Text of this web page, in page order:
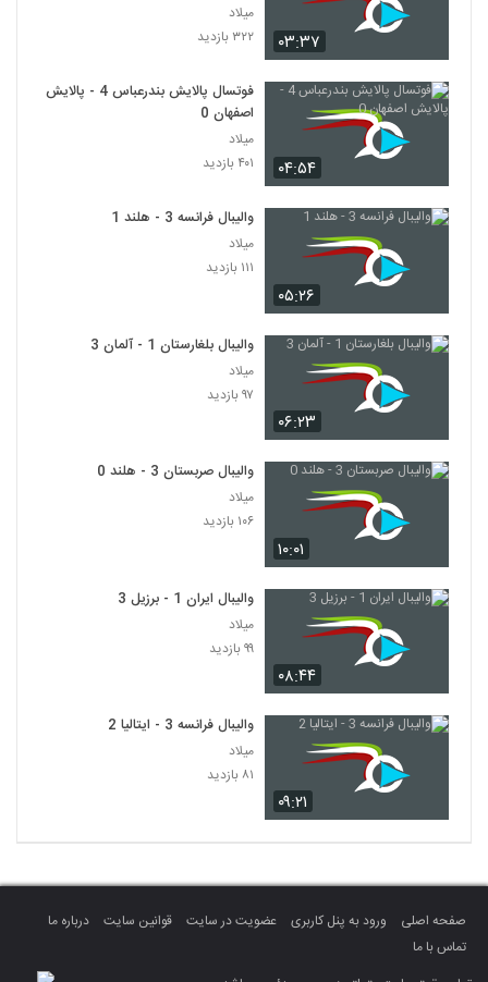
۰۳:۳۷
میلاد
۳۲۲ بازدید
۰۴:۵۴
فوتسال پالایش بندرعباس 4 - پالایش
اصفهان 0
میلاد
۴۰۱ بازدید
۰۵:۲۶
والیبال فرانسه 3 - هلند 1
میلاد
۱۱۱ بازدید
۰۶:۲۳
والیبال بلغارستان 1 - آلمان 3
میلاد
۹۷ بازدید
۱۰:۰۱
والیبال صربستان 3 - هلند 0
میلاد
۱۰۶ بازدید
۰۸:۴۴
والیبال ایران 1 - برزیل 3
میلاد
۹۹ بازدید
۰۹:۲۱
والیبال فرانسه 3 - ایتالیا 2
میلاد
۸۱ بازدید
صفحه اصلی ورود به پنل کاربری عضویت در سایت قوانین سایت
درباره ما
تماس با ما